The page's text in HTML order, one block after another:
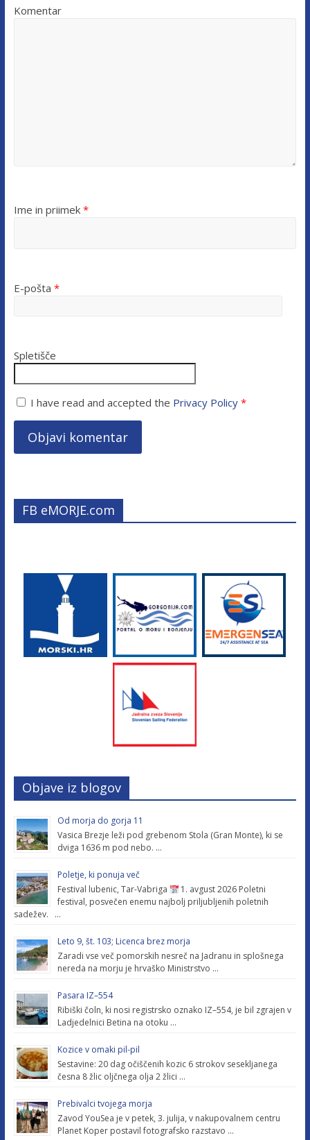
Komentar
Ime in priimek *
E-pošta *
Spletišče
I have read and accepted the Privacy Policy*
FB eMORJE.com
Objave iz blogov
Od morja do gorja 11
Vasica Brezje leži pod grebenom Stola (Gran Monte), ki se
dviga 1636 m pod nebo. …
Poletje, ki ponuja več
Festival lubenic, Tar-Vabriga
1. avgust 2026 Poletni
festival, posvečen enemu najbolj priljubljenih poletnih
sadežev. …
Leto 9, št. 103; Licenca brez morja
Zaradi vse več pomorskih nesreč na Jadranu in splošnega
nereda na morju je hrvaško Ministrstvo …
Pasara IZ–554
Ribiški čoln, ki nosi registrsko oznako IZ–554, je bil zgrajen v
Ladjedelnici Betina na otoku …
Kozice v omaki pil-pil
Sestavine: 20 dag očiščenih kozic 6 strokov sesekljanega
česna 8 žlic oljčnega olja 2 žlici …
Prebivalci tvojega morja
Zavod YouSea je v petek, 3. julija, v nakupovalnem centru
Planet Koper postavil fotografsko razstavo …